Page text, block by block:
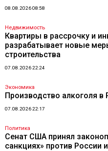
08.08.2026 08:58
Недвижимость
Квартиры в рассрочку и
разрабатывает новые
строительства
07.08.2026 22:24
Экономика
Производство алкоголя
07.08.2026 22:17
Политика
Сенат США принял
санкциях» против России